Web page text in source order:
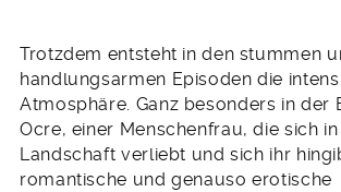
Trotzdem entsteht in den stummen
handlungsarmen Episoden die
Atmosphäre. Ganz besonders in der
Ocre, einer Menschenfrau, die sich
Landschaft verliebt und sich ihr
romantische und genauso erotische